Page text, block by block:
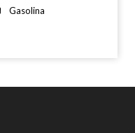
Gasolina